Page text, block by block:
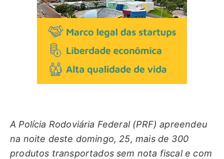
A Polícia Rodoviária Federal (PRF) apreendeu
na noite deste domingo, 25, mais de 300
produtos transportados sem nota fiscal e com